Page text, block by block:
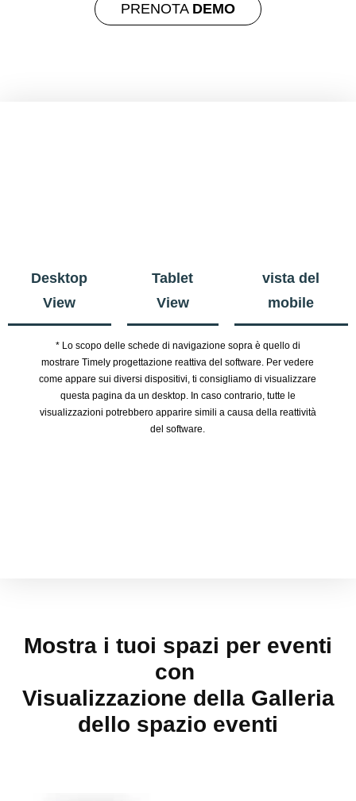
PRENOTA DEMO
Desktop
View
Tablet
View
vista del
mobile
* Lo scopo delle schede di navigazione sopra è quello di
mostrare Timely progettazione reattiva del software. Per vedere
come appare sui diversi dispositivi, ti consigliamo di visualizzare
questa pagina da un desktop. In caso contrario, tutte le
visualizzazioni potrebbero apparire simili a causa della reattività
del software.
Mostra i tuoi spazi per eventi
con
Visualizzazione della Galleria
dello spazio eventi